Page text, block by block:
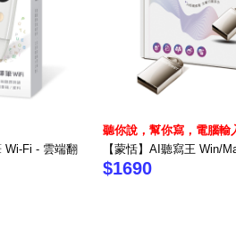
Wi-Fi - 雲端翻
聽你說，幫你寫，電腦輸
【蒙恬】AI聽寫王 Win/
$1690